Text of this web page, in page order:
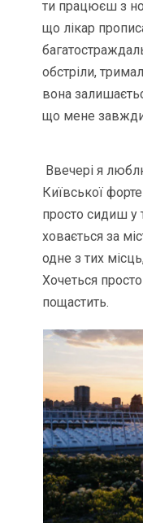
ти працюєш з
що лікар
обстріли,
вона
що мене
Ввечері я
Київської
просто сидиш у
ховається за
одне з тих
Хочеться
пощастить.